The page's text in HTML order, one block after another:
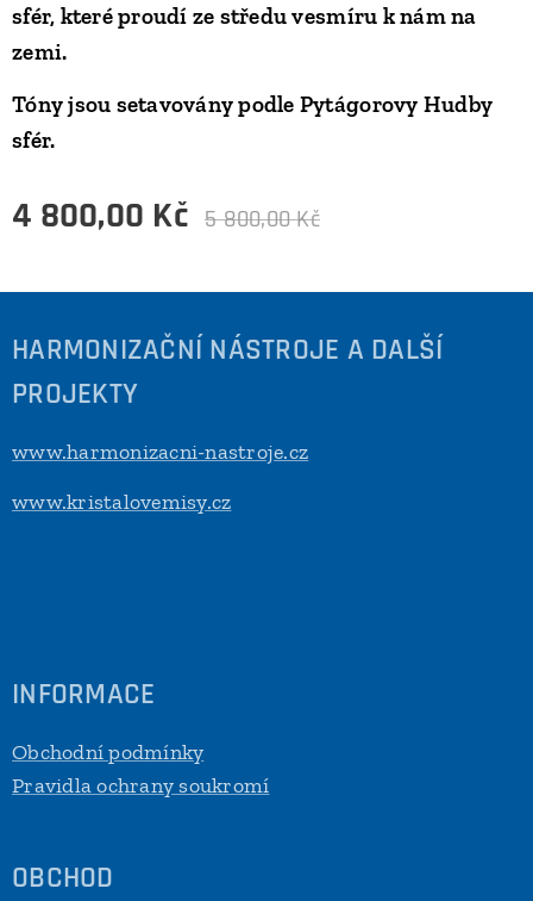
sfér, které proudí ze středu vesmíru k nám na
zemi.
Tóny jsou setavovány podle Pytágorovy Hudby
sfér.
4 800,00 Kč 5 800,00Kč
HARMONIZAČNÍ NÁSTROJE A DALŠÍ
PROJEKTY
www.harmonizacni-nastroje.cz
www.kristalovemisy.cz
INFORMACE
Obchodní podmínky
Pravidla ochrany soukromí
OBCHOD